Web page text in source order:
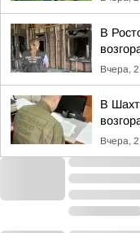
В
Вчера,
В
Вчера,